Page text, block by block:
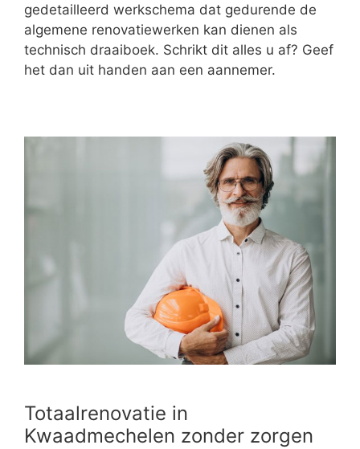
gedetailleerd werkschema dat gedurende de
algemene renovatiewerken kan dienen als
technisch draaiboek. Schrikt dit alles u af? Geef
het dan uit handen aan een aannemer.
Totaalrenovatie in
Kwaadmechelen zonder zorgen